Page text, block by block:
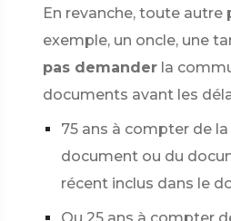
En revanche, toute autre
exemple, un oncle, une
pas demander la
documents avant les
75 ans à compter de
document ou du
récent inclus dans le